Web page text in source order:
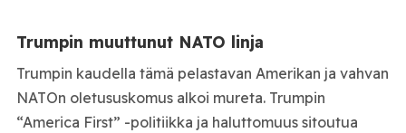
Trumpin muuttunut NATO linja
Trumpin kaudella tämä pelastavan Amerikan ja vahvan
NATOn oletususkomus alkoi mureta. Trumpin
“America First” -politiikka ja haluttomuus sitoutua